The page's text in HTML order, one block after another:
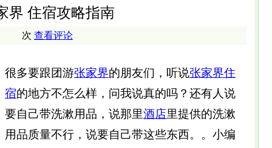
界 住宿攻略指南
次 查看评论
很多要跟团游张家界的朋友们，听说张家界住
宿的地方不怎么样，问我说真的吗？还有人说
要自己带洗漱用品，说那里酒店里提供的洗漱
用品质量不行，说要自己带这些东西。。小编